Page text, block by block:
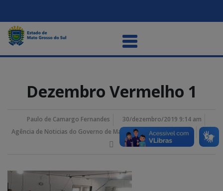
Dezembro Vermelho 1
Paulo de Camargo Fernandes
30/dezembro/2019 9:14 am
Agência de Noticias do Governo de Mato Grosso do Sul